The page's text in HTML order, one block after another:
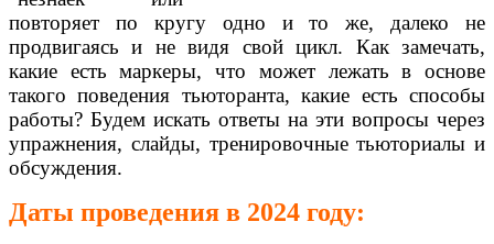
повторяет по кругу одно и то же, далеко не
продвигаясь и не видя свой цикл. Как замечать,
какие есть маркеры, что может лежать в основе
такого поведения тьюторанта, какие есть способы
работы? Будем искать ответы на эти вопросы через
упражнения, слайды, тренировочные тьюториалы и
обсуждения.
Даты проведения в 2024 году: